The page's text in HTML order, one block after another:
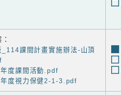
_114課間計畫實施辦法-山頂
度課間活動.pdf
度視力保健2-1-3.pdf